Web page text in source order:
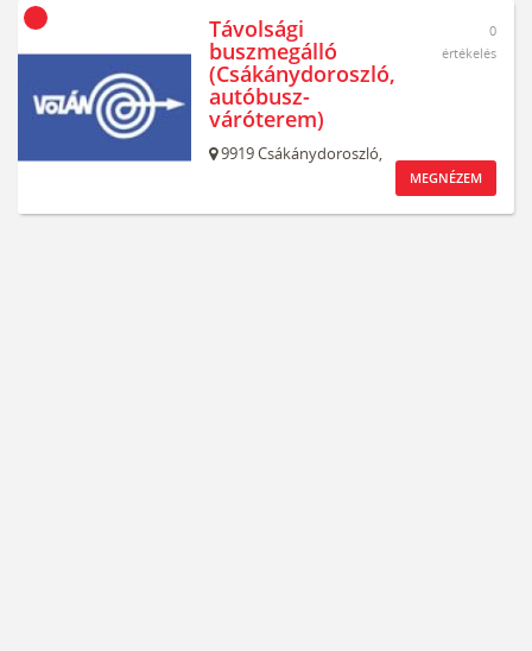
Távolsági
buszmegálló
(Csákánydoroszló,
autóbusz-
váróterem)
9919Csákánydoroszló,
0
értékelés
MEGNÉZEM